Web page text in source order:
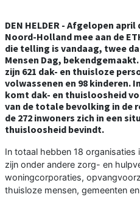
DEN HELDER - Afgelopen
Noord-Holland mee aan de
die telling is vandaag, twee
Mensen Dag,
zijn 621 dak- en thuisloze
volwassenen en 98 kinderen.
komt dak- en thuisloosheid
van de totale bevolking in de
de 272 inwoners zich in een
thuisloosheid bevindt.
In totaal hebben 18 organisaties
zijn onder andere zorg- en
woningcorporaties,
thuisloze mensen, gemeenten